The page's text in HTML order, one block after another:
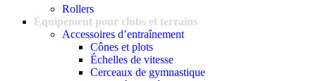
Rollers
Équipement pour clubs et terrains
Accessoires d’entraînement
Cônes et plots
Échelles de vitesse
Cerceaux de gymnastique